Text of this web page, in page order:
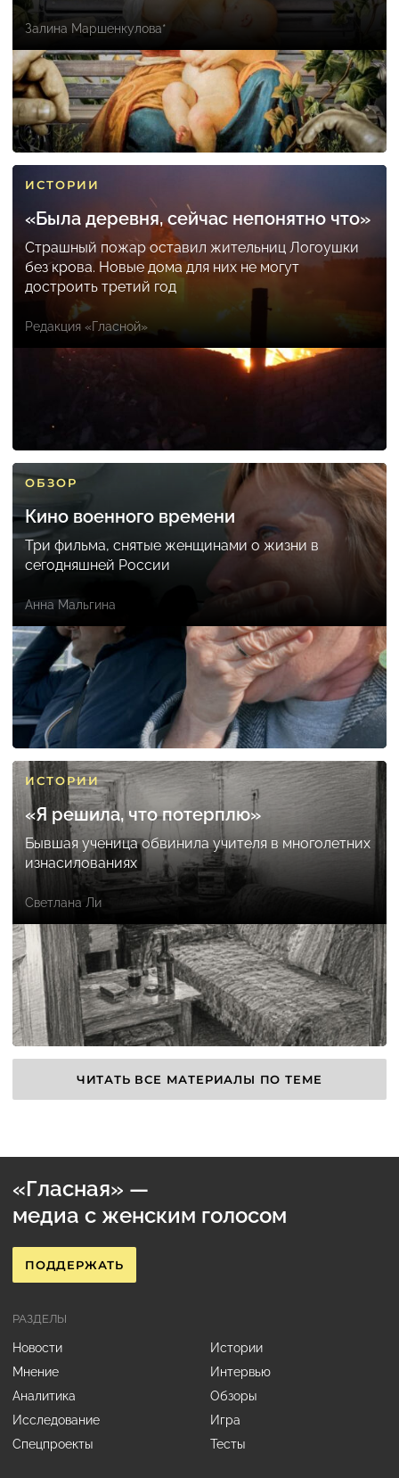
Залина Маршенкулова*
ИСТОРИИ
«Была деревня, сейчас непонятно что»
Страшный пожар оставил жительниц Логоушки
без крова. Новые дома для них не могут
достроить третий год
Редакция «Гласной»
ОБЗОР
Кино военного времени
Три фильма, снятые женщинами о жизни в
сегодняшней России
Анна Мальгина
ИСТОРИИ
«Я решила, что потерплю»
Бывшая ученица обвинила учителя в многолетних
изнасилованиях
Светлана Ли
ЧИТАТЬ ВСЕ МАТЕРИАЛЫ ПО ТЕМЕ
«Гласная» —
медиа с женским голосом
ПОДДЕРЖАТЬ
РАЗДЕЛЫ
Новости
Истории
Мнение
Интервью
Аналитика
Обзоры
Исследование
Игра
Спецпроекты
Тесты